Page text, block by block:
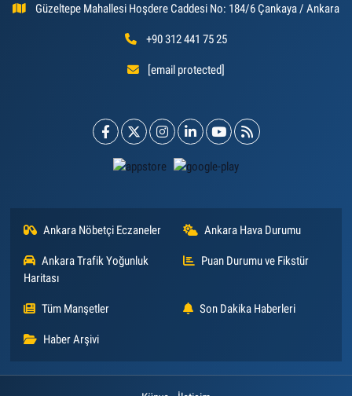
Güzeltepe Mahallesi Hoşdere Caddesi No: 184/6 Çankaya / Ankara
+90 312 441 75 25
[email protected]
Ankara Nöbetçi Eczaneler Ankara Hava Durumu
Ankara Trafik Yoğunluk
Haritası
Puan Durumu ve Fikstür
Tüm Manşetler Son Dakika Haberleri
Haber Arşivi